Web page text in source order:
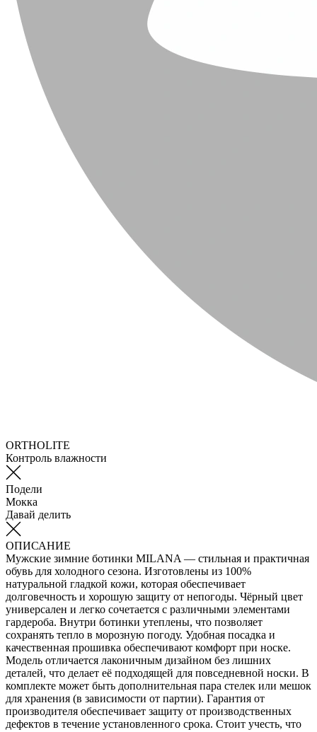
ORTHOLITE
Контроль влажности
Подели
Мокка
Давай делить
ОПИСАНИЕ
Мужские зимние ботинки MILANA — стильная и практичная
обувь для холодного сезона. Изготовлены из 100%
натуральной гладкой кожи, которая обеспечивает
долговечность и хорошую защиту от непогоды. Чёрный цвет
универсален и легко сочетается с различными элементами
гардероба. Внутри ботинки утеплены, что позволяет
сохранять тепло в морозную погоду. Удобная посадка и
качественная прошивка обеспечивают комфорт при носке.
Модель отличается лаконичным дизайном без лишних
деталей, что делает её подходящей для повседневной носки. В
комплекте может быть дополнительная пара стелек или мешок
для хранения (в зависимости от партии). Гарантия от
производителя обеспечивает защиту от производственных
дефектов в течение установленного срока. Стоит учесть, что